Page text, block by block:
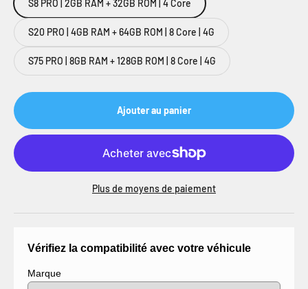
S8 PRO | 2GB RAM + 32GB ROM | 4 Core
S20 PRO | 4GB RAM + 64GB ROM | 8 Core | 4G
S75 PRO | 8GB RAM + 128GB ROM | 8 Core | 4G
Ajouter au panier
Plus de moyens de paiement
Vérifiez la compatibilité avec votre véhicule
Marque